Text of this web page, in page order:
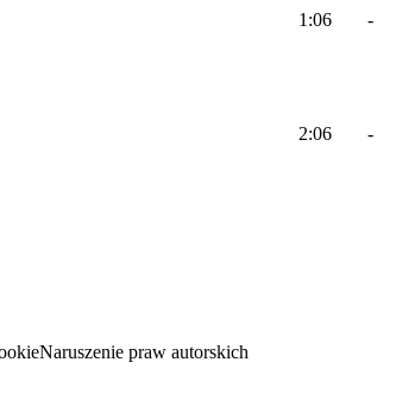
1:06 -
2:06 -
Naruszenie praw autorskich